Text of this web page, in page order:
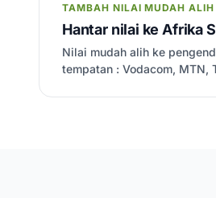
TAMBAH NILAI MUDAH ALIH
Hantar nilai ke Afrika
Nilai mudah alih ke
tempatan : Vodacom, MTN,